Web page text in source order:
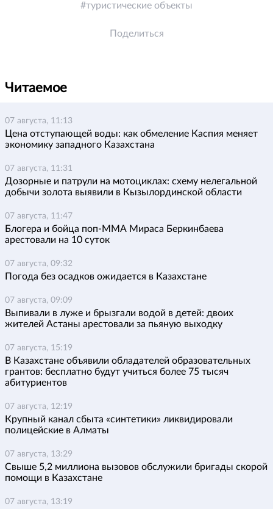
туристические объекты
Поделиться
Читаемое
07 августа, 11:13
Цена отступающей воды: как обмеление Каспия меняет
экономику западного Казахстана
07 августа, 11:31
Дозорные и патрули на мотоциклах: схему нелегальной
добычи золота выявили в Кызылординской области
07 августа, 11:47
Блогера и бойца поп-ММА Мираса Беркинбаева
арестовали на 10 суток
07 августа, 09:32
Погода без осадков ожидается в Казахстане
07 августа, 09:09
Выпивали в луже и брызгали водой в детей: двоих
жителей Астаны арестовали за пьяную выходку
07 августа, 15:19
В Казахстане объявили обладателей образовательных
грантов: бесплатно будут учиться более 75 тысяч
абитуриентов
07 августа, 12:19
Крупный канал сбыта «синтетики» ликвидировали
полицейские в Алматы
07 августа, 13:29
Свыше 5,2 миллиона вызовов обслужили бригады скорой
помощи в Казахстане
07 августа, 13:19